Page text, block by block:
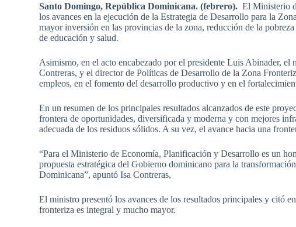
Santo Domingo, República Dominicana. (febrero). El Ministerio
los avances en la ejecución de la Estrategia de Desarrollo para la
mayor inversión en las provincias de la zona, reducción de la
de educación y salud.
Asimismo, en el acto encabezado por el presidente Luis Abinader,
Contreras, y el director de Políticas de Desarrollo de la Zona
empleos, en el fomento del desarrollo productivo y en el
En un resumen de los principales resultados alcanzados de este
frontera de oportunidades, diversificada y moderna y con mejores
adecuada de los residuos sólidos. A su vez, el avance hacia una
“Para el Ministerio de Economía, Planificación y Desarrollo es un
propuesta estratégica del Gobierno dominicano para la
Dominicana”, apuntó Isa Contreras,
El ministro presentó los avances de los resultados principales y citó
fronteriza es integral y mucho mayor.